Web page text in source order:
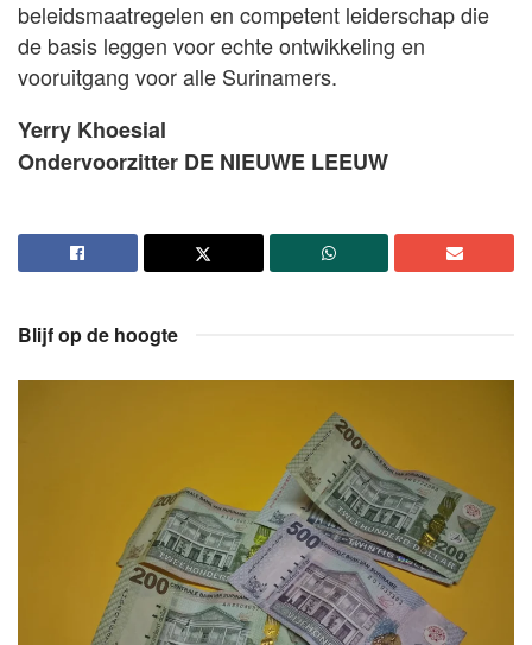
beleidsmaatregelen en competent leiderschap die
de basis leggen voor echte ontwikkeling en
vooruitgang voor alle Surinamers.
Yerry Khoesial
Ondervoorzitter DE NIEUWE LEEUW
Blijf op de hoogte